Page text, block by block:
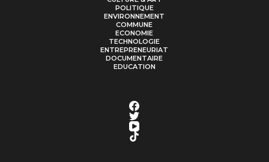
POLITIQUE
ENVIRONNEMENT
COMMUNE
ECONOMIE
TECHNOLOGIE
ENTREPRENEURIAT
DOCUMENTAIRE
EDUCATION